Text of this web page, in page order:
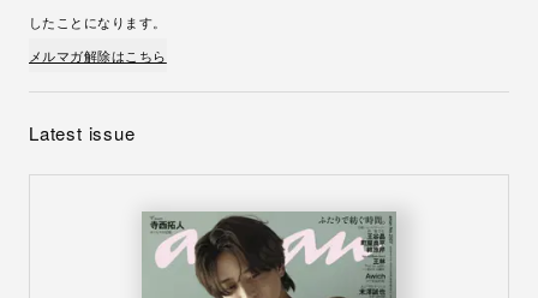
したことになります。
メルマガ解除はこちら
Latest issue